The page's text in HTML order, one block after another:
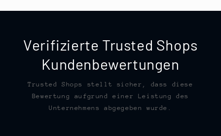
Verifizierte Trusted Shops
Kundenbewertungen
Trusted Shops stellt sicher, dass diese
Bewertung aufgrund einer Leistung des
Unternehmens abgegeben wurde.